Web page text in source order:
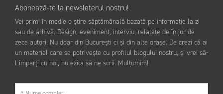
Abonează-te la newsleterul nostru!
Vei primi în medie o știre săptămânală bazată pe informație la zi
sau de arhivă. Design, eveniment, interviu, relatate de în jur de
zece autori. Nu doar din București ci și din alte orașe. De crezi că ai
un material care se potrivește cu profilul blogului nostru, și vrei să-
l împarți cu noi, nu ezita să ne scrii. Mulțumim!